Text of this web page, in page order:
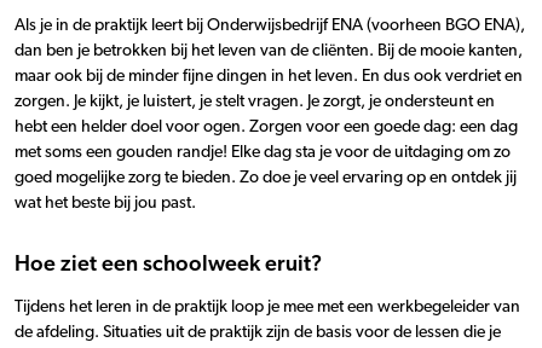
Als je in de praktijk leert bij Onderwijsbedrijf ENA (voorheen BGO ENA),
dan ben je betrokken bij het leven van de cliënten. Bij de mooie kanten,
maar ook bij de minder fijne dingen in het leven. En dus ook verdriet en
zorgen. Je kijkt, je luistert, je stelt vragen. Je zorgt, je ondersteunt en
hebt een helder doel voor ogen. Zorgen voor een goede dag: een dag
met soms een gouden randje! Elke dag sta je voor de uitdaging om zo
goed mogelijke zorg te bieden. Zo doe je veel ervaring op en ontdek jij
wat het beste bij jou past.
Hoe ziet een schoolweek eruit?
Tijdens het leren in de praktijk loop je mee met een werkbegeleider van
de afdeling. Situaties uit de praktijk zijn de basis voor de lessen die je